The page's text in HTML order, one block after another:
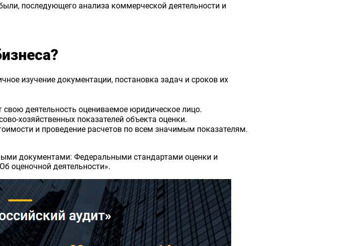
последующего анализа коммерческой деятельности и
изучение документации, постановка задач и сроков их
деятельность оцениваемое юридическое лицо.
хозяйственных показателей объекта оценки.
и проведение расчетов по всем значимым показателям.
документами: Федеральными стандартами оценки и
оценочной деятельности».